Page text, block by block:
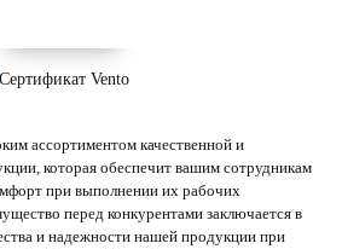
ассортиментом качественной и
которая обеспечит вашим сотрудникам
при выполнении их рабочих
перед конкурентами заключается в
и надежности нашей продукции при